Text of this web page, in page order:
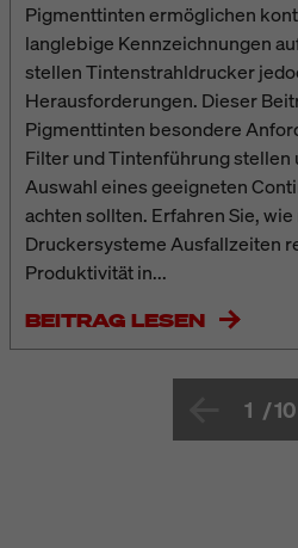
Pigmenttinten ermöglichen
langlebige Kennzeichnungen
stellen Tintenstrahldrucker
Herausforderungen. Dieser
Pigmenttinten besondere
Filter und Tintenführung stellen
Auswahl eines geeigneten
achten sollten. Erfahren Sie,
Druckersysteme Ausfallzeiten
Produktivität in...
BEITRAG LESEN
1 /10